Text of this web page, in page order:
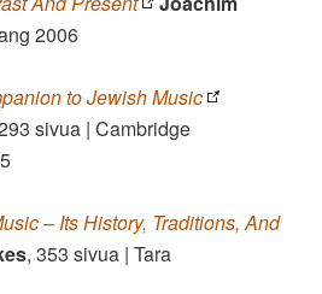
2006
to Jewish Music
sivua | Cambridge
– Its History, Traditions, And
, 353 sivua | Tara